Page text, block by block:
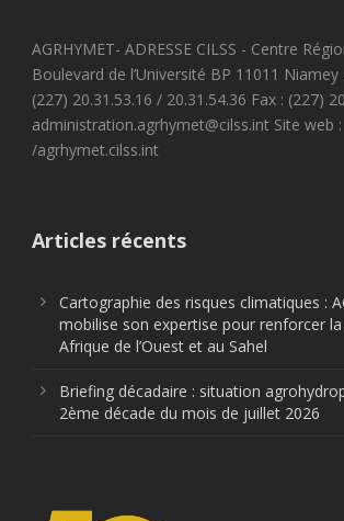
AGRHYMET- ADRESSE CILSS - Centre
Boulevard de l’Université BP 11011
(227) 20.31.53.16 / 20.31.54.36 Fax : (227)
administration.agrhymet@cilss.int Site web :
/agrhymet.cilss.int
Articles récents
Cartographie des risques climatiques :
mobilise son expertise pour renforcer
Afrique de l’Ouest et au Sahel
Briefing décadaire : situation
2ème décade du mois de juillet 2026